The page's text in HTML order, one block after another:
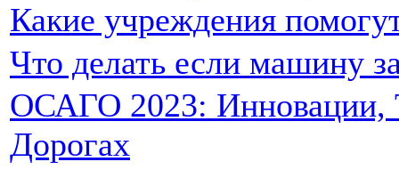
Какие учреждения
Что делать если машину
ОСАГО 2023: Инновации,
Дорогах